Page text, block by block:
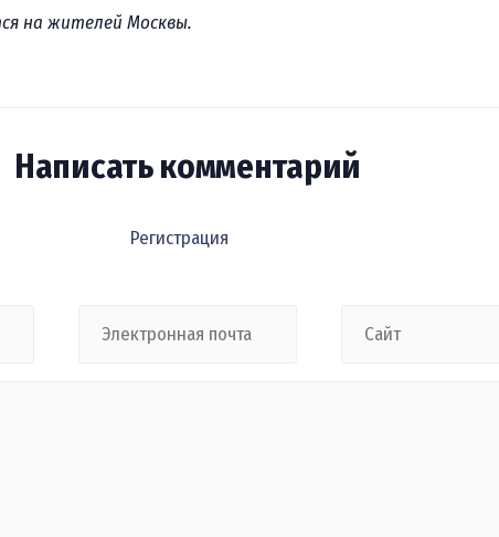
на жителей Москвы.
Написать комментарий
Регистрация